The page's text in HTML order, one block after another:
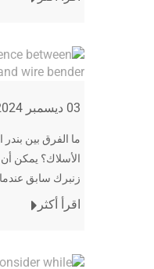
03 ديسمبر 2024
ما الفرق بين
الأسلاك؟
زنبرك سابق
متماثلة. يوفر
اقرأ أكثر